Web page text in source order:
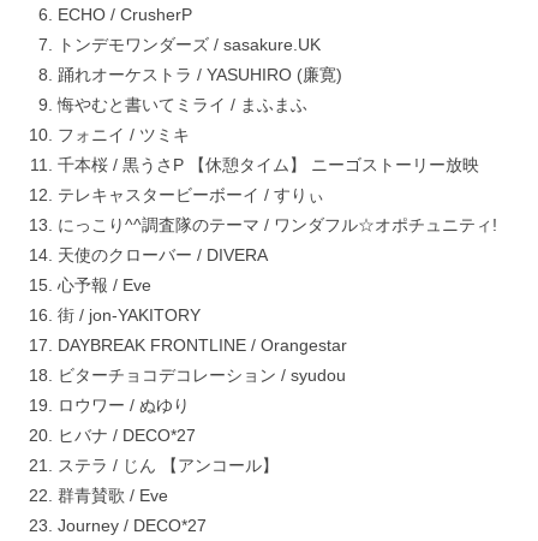
ECHO / CrusherP
トンデモワンダーズ / sasakure.UK
踊れオーケストラ / YASUHIRO (廉寛)
悔やむと書いてミライ / まふまふ
フォニイ / ツミキ
千本桜 / 黒うさP 【休憩タイム】 ニーゴストーリー放映
テレキャスタービーボーイ / すりぃ
にっこり^^調査隊のテーマ / ワンダフル☆オポチュニティ!
天使のクローバー / DIVERA
心予報 / Eve
街 / jon-YAKITORY
DAYBREAK FRONTLINE / Orangestar
ビターチョコデコレーション / syudou
ロウワー / ぬゆり
ヒバナ / DECO*27
ステラ / じん 【アンコール】
群青賛歌 / Eve
Journey / DECO*27